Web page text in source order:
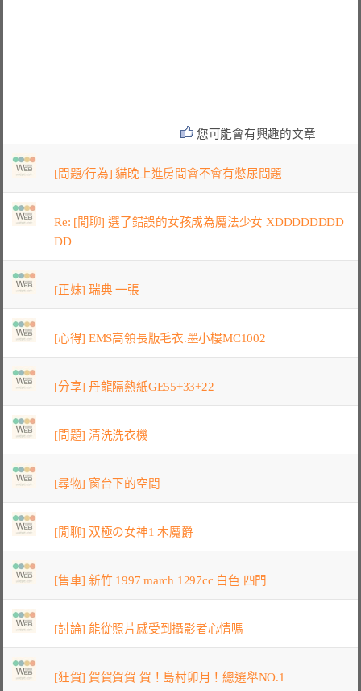
您可能會有興趣的文章
[問題/行為] 貓晚上進房間會不會有憋尿問題
Re: [閒聊] 選了錯誤的女孩成為魔法少女 XDDDDDDDD
DD
[正妹] 瑞典 一張
[心得] EMS高領長版毛衣.墨小樓MC1002
[分享] 丹龍隔熱紙GE55+33+22
[問題] 清洗洗衣機
[尋物] 窗台下的空間
[閒聊] 双極の女神1 木魔爵
[售車] 新竹 1997 march 1297cc 白色 四門
[討論] 能從照片感受到攝影者心情嗎
[狂賀] 賀賀賀賀 賀！島村卯月！總選舉NO.1